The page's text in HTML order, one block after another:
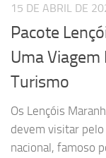
15 DE ABRIL DE
Pacote
Uma
Turismo
Os Lençóis
devem visitar
nacional, famoso